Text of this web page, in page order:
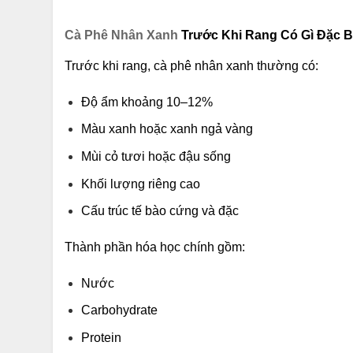
Cà Phê Nhân Xanh Trước Khi Rang Có Gì Đặc
Trước khi rang, cà phê nhân xanh thường có:
Độ ẩm khoảng 10–12%
Màu xanh hoặc xanh ngả vàng
Mùi cỏ tươi hoặc đậu sống
Khối lượng riêng cao
Cấu trúc tế bào cứng và đặc
Thành phần hóa học chính gồm:
Nước
Carbohydrate
Protein